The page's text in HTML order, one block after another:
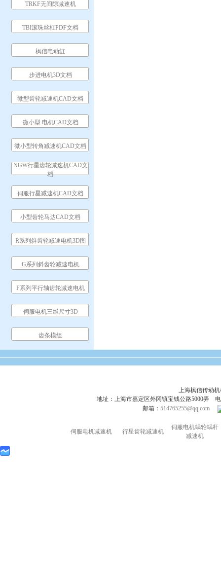
TRKF无间隙减速机
TBI滚珠丝杠PDF文档
枫信电动缸
步进电机3D文档
微型齿轮减速机CAD文档
微小型 电机CAD文档
微小型转角减速机CAD文档
NGW行星齿轮减速机CAD文
档
伺服行星减速机CAD文档
小型齿轮马达CAD文档
R系列斜齿轮减速电机3D图
G系列斜齿轮减速电机
F系列平行轴齿轮减速电机
伺服电机三维尺寸3D
齿条模组
上海枫信传动
地址：上海市嘉定区外冈镇宝钱公路5000弄 电
邮箱：514765255@qq.com
伺服电机减速机 行星齿轮减速机
伺服电机蜗轮蜗杆
减速机